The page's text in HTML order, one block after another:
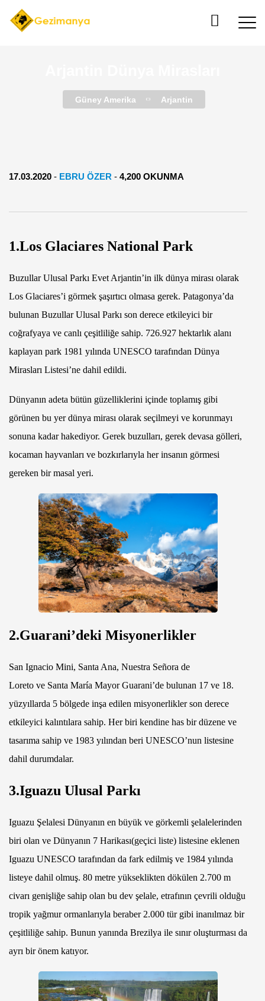
Güney Amerika Arjantin
17.03.2020 - EBRU ÖZER - 4,200 OKUNMA
1.Los Glaciares National Park
Buzullar Ulusal Parkı Evet Arjantin’in ilk dünya mirası olarak
Los Glaciares’i görmek şaşırtıcı olmasa gerek. Patagonya’da
bulunan Buzullar Ulusal Parkı son derece etkileyici bir
coğrafyaya ve canlı çeşitliliğe sahip. 726.927 hektarlık alanı
kaplayan park 1981 yılında UNESCO tarafından Dünya
Mirasları Listesi’ne dahil edildi.
Dünyanın adeta bütün güzelliklerini içinde toplamış gibi
görünen bu yer dünya mirası olarak seçilmeyi ve korunmayı
sonuna kadar hakediyor. Gerek buzulları, gerek devasa gölleri,
kocaman hayvanları ve bozkırlarıyla her insanın görmesi
gereken bir masal yeri.
2.Guarani’deki Misyonerlikler
San Ignacio Mini, Santa Ana, Nuestra Señora de
Loreto ve Santa María Mayor Guarani’de bulunan 17 ve 18.
yüzyıllarda 5 bölgede inşa edilen misyonerlikler son derece
etkileyici kalıntılara sahip. Her biri kendine has bir düzene ve
tasarıma sahip ve 1983 yılından beri UNESCO’nun listesine
dahil durumdalar.
3.Iguazu Ulusal Parkı
Iguazu Şelalesi Dünyanın en büyük ve görkemli şelalelerinden
biri olan ve Dünyanın 7 Harikası(geçici liste) listesine eklenen
Iguazu UNESCO tarafından da fark edilmiş ve 1984 yılında
listeye dahil olmuş. 80 metre yükseklikten dökülen 2.700 m
civarı genişliğe sahip olan bu dev şelale, etrafının çevrili olduğu
tropik yağmur ormanlarıyla beraber 2.000 tür gibi inanılmaz bir
çeşitliliğe sahip. Bunun yanında Brezilya ile sınır oluşturması da
ayrı bir önem katıyor.